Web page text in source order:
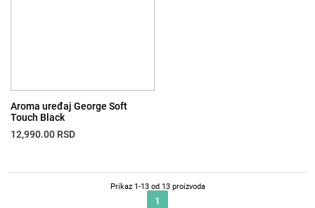
Aroma uređaj George Soft
Touch Black
12,990.00 RSD
Prikaz 1-13 od 13 proizvoda
1